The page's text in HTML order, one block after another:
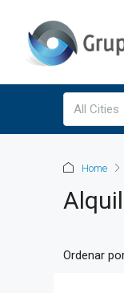
All Cities
Home
Ordenar